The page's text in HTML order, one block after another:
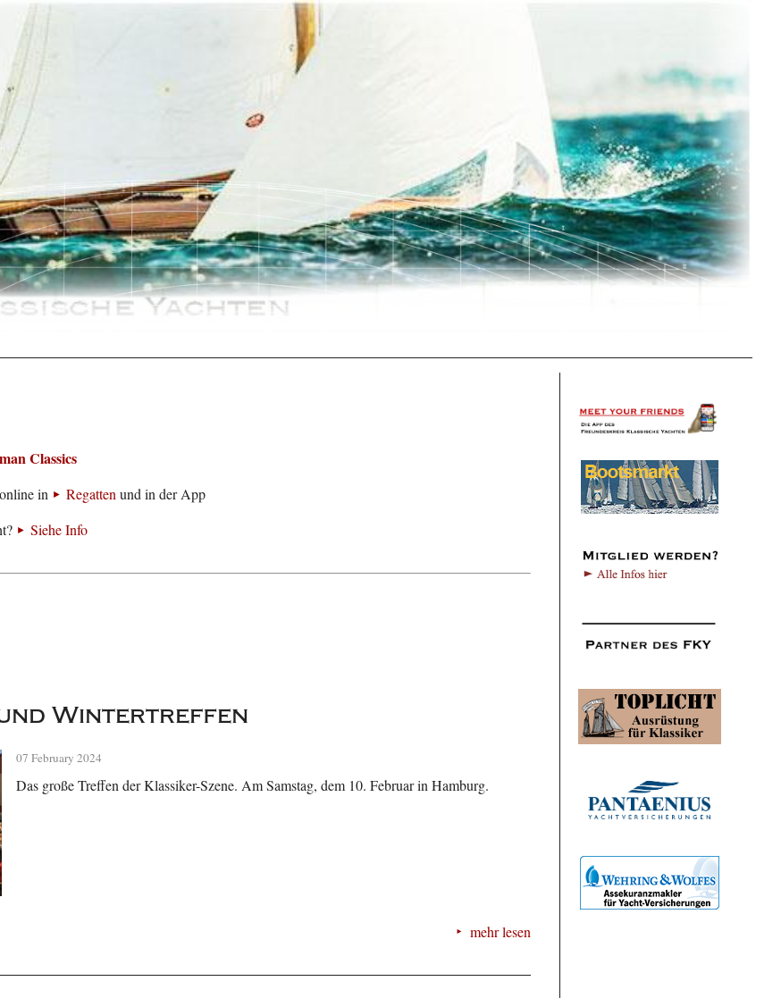
Classics
in Regattenund in der App
Siehe Info
und Wintertreffen
07 February 2024
Das große Treffen der Klassiker-Szene. Am Samstag, dem 10. Februar in Hamburg.
mehr lesen